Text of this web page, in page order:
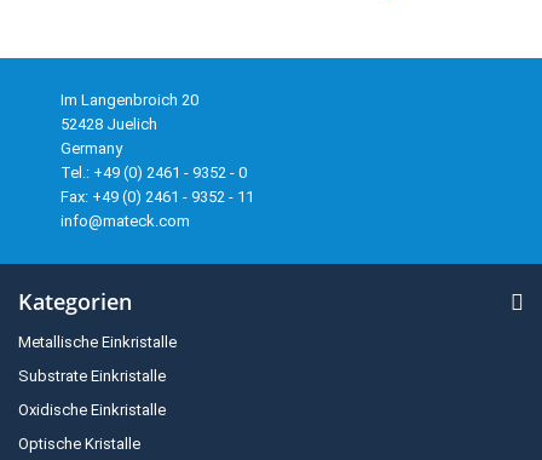
Im Langenbroich 20
52428 Juelich
Germany
Tel.: +49 (0) 2461 - 9352 - 0
Fax: +49 (0) 2461 - 9352 - 11
info@mateck.com
Kategorien
Metallische Einkristalle
Substrate Einkristalle
Oxidische Einkristalle
Optische Kristalle